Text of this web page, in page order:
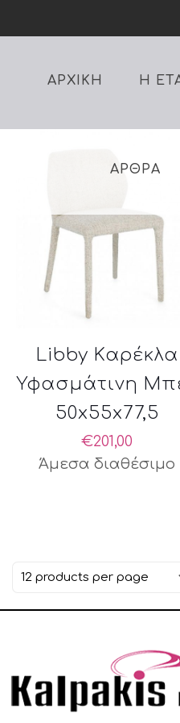
ΑΡΧΙΚΗ Η
ΑΡΘΡΑ
Libby Καρέκλα
Υφασμάτινη
50x55x77,5
€201,00
Άμεσα διαθέσιμο